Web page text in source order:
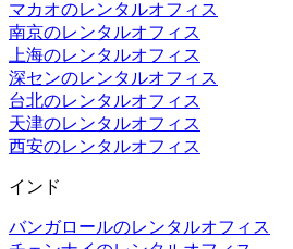
マカオのレンタルオフィス
南京のレンタルオフィス
上海のレンタルオフィス
深センのレンタルオフィス
台北のレンタルオフィス
天津のレンタルオフィス
西安のレンタルオフィス
インド
バンガロールのレンタルオフィス